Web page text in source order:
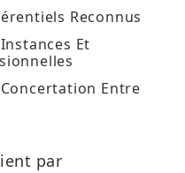
Reconnus
Et
Entre
par